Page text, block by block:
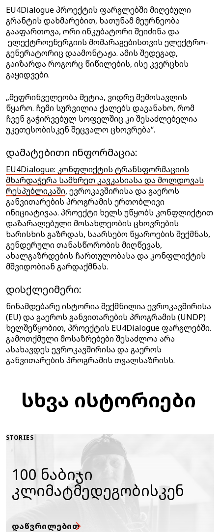
EU4Dialogue პროექტის ფარგლებში მიღებული
გრანტის დახმარებით, ხათუნამ მეურნეობა
გააფართოვა, ორი ინკუბატორი შეიძინა და
ელექტროენერგიის მომარაგებისთვის ელექტრო-
გენერატორიც დაამონტაჟა. ამის შედეგად,
გაიზარდა როგორც წიწილების, ისე კვერცხის
გაყიდვები.
„მეფრინველეობა მეტია, ვიდრე შემოსავლის
წყარო. ჩემი სურვილია ქალებს დავანახო, რომ
ჩვენ გაჭირვებულ სოფელშიც კი შესაძლებელია
უკეთესობისკენ შეცვალო ცხოვრება“.
დამატებითი ინფორმაცია:
EU4Dialogue: კონფლიქტის ტრანსფორმაციის
მხარდაჭერა სამხრეთ კავკასიასა და მოლდოვას
რესპუბლიკაში, ევროკავშირისა და გაეროს
განვითარების პროგრამის ერთობლივი
ინიციატივაა. პროექტი ხელს უწყობს კონფლიქტით
დაზარალებული მოსახლეობის ცხოვრების
ხარისხის გაზრდას, საარსებო წყაროების შექმნას,
გენდერული თანასწორობის მიღწევას,
ახალგაზრდების ჩართულობასა და კონფლიქტის
მშვიდობიან გარდაქმნას.
დისქლეიმერი:
წინამდებარე ისტორია შექმნილია ევროკავშირისა
(EU) და გაეროს განვითარების პროგრამის (UNDP)
ხელშეწყობით, პროექტის EU4Dialogue ფარგლებში.
გამოთქმული მოსაზრებები შესაძლოა არა
ასახავდეს ევროკავშირისა და გაეროს
განვითარების პროგრამის თვალსაზრისს.
სხვა ისტორიები
STORIES
100 ნაბიჯი
კლიმატმედეგობისკენ
ᲓᲐᲬᲕᲠᲘᲚᲔᲑᲘᲗ